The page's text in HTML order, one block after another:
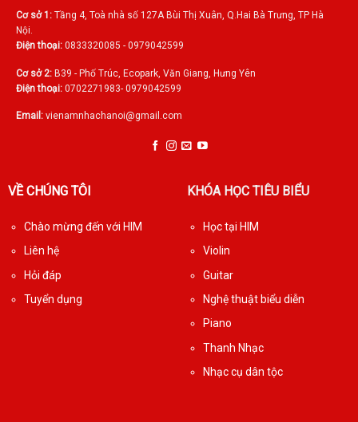
Cơ sở 1: Tầng 4, Toà nhà số 127A Bùi Thị Xuân, Q.Hai Bà Trưng, TP Hà
Nội.
Điện thoại: 0833320085 - 0979042599
Cơ sở 2: B39 - Phố Trúc, Ecopark, Văn Giang, Hưng Yên
Điện thoại: 0702271983- 0979042599
Email: vienamnhachanoi@gmail.com
VỀ CHÚNG TÔI
Chào mừng đến với HIM
Liên hệ
Hỏi đáp
Tuyển dụng
KHÓA HỌC TIÊU BIỂU
Học tại HIM
Violin
Guitar
Nghệ thuật biểu diễn
Piano
Thanh Nhạc
Nhạc cụ dân tộc